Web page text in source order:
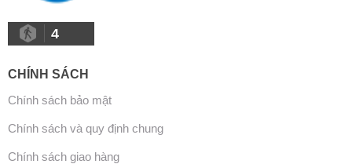
4
CHÍNH SÁCH
Chính sách bảo mật
Chính sách và quy định chung
Chính sách giao hàng